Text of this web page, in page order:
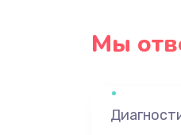
Мы